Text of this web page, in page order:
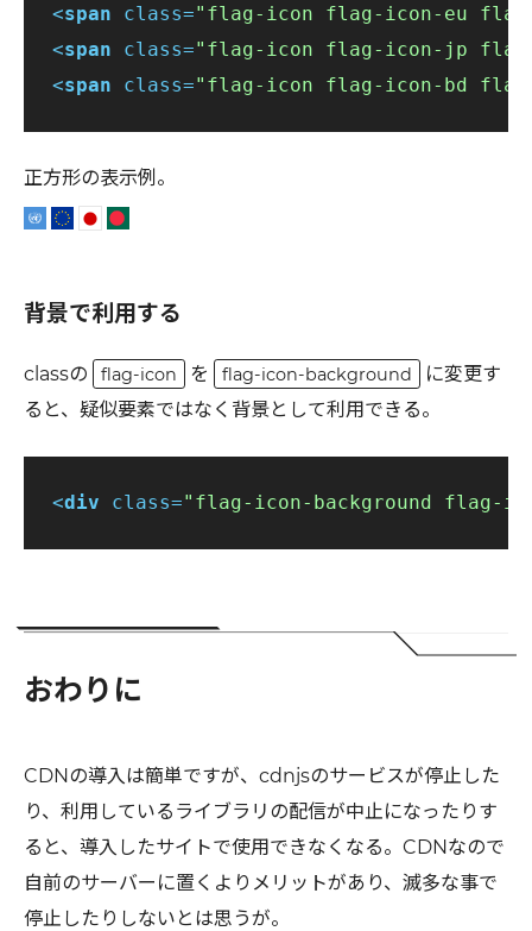
<span class="flag-icon flag-icon-eu flag-
<span class="flag-icon flag-icon-jp flag-
<span class="flag-icon flag-icon-bd flag-
正方形の表示例。
背景で利用する
classの flag-icon を flag-icon-background
に変更す
ると、疑似要素ではなく背景として利用できる。
<div class="flag-icon-background flag-
おわりに
CDNの導入は簡単ですが、cdnjsのサービスが停止した
り、利用しているライブラリの配信が中止になったりす
ると、導入したサイトで使用できなくなる。CDNなので
自前のサーバーに置くよりメリットがあり、滅多な事で
停止したりしないとは思うが。